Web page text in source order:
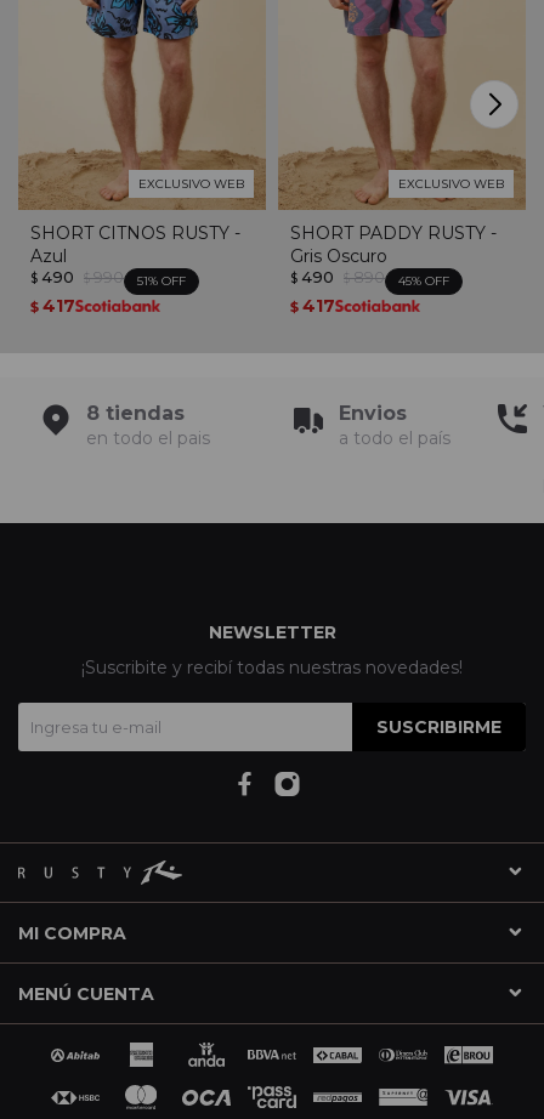
EXCLUSIVO WEB
SHORT CITNOS RUSTY -
Azul
$ 490 $ 990 51
$ 417
EXCLUSIVO WEB
SHORT PADDY RUSTY -
Gris Oscuro
$ 490 $ 890 45
$ 417
8 tiendas
en todo el pais
Envios
a todo el país
MI COMPRA
MENÚ CUENTA
NEWSLETTER
¡Suscribite y recibí todas nuestras novedades!
SUSCRIBIRME